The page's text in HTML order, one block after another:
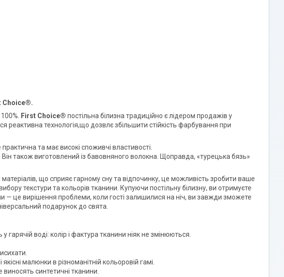
Choice®.
First Choice® постільна білизна традиційно є лідером продажів у
реактивна технологія,що дозвлє збільшити стійкість фарбування при
та має високі споживчі властивості.
Він також виготовлений із бавовняного волокна. Щоправда, «турецька бязь»
що сприяє гарному сну та відпочинку, це можливість зробити ваше
текстури та кольорів тканини. Купуючи постільну білизну, ви отримуєте
— це вирішення проблеми, коли гості залишилися на ніч, ви завжди зможете
подарунок до свята.
гарячій воді: колір і фактура тканини ніяк не змінюються.
малюнки в різноманітній кольоровій гамі.
синтетичні тканини.